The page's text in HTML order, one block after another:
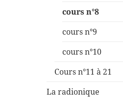
cours n°8
cours n°9
cours n°10
Cours n°11 à 21
La radionique